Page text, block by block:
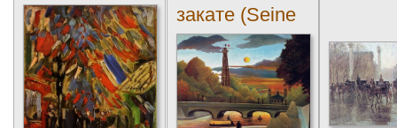
закате (Seine
and Eiffel-
tower...